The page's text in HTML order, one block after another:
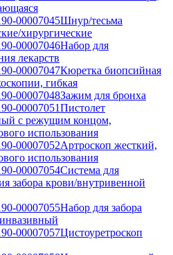
00007045Шнур/тесьма
хирургические
00007046Набор для
лекарств
00007047Кюретка биопсийная
гибкая
00007048Зажим для бронха
00007051Пистолет
с режущим концом,
использования
00007052Артроскоп жесткий,
использования
00007054Система для
забора крови/внутривенной
00007055Набор для забора
00007057Цистоуретроскоп